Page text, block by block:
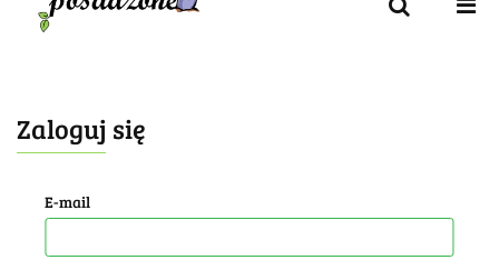
Zaloguj się
E-mail